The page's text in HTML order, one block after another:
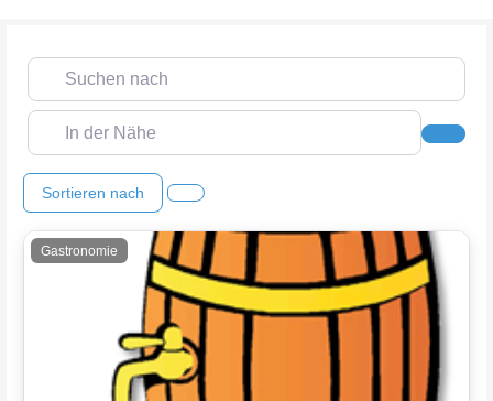
Suchen nach
In der Nähe
Sortieren nach
Gastronomie